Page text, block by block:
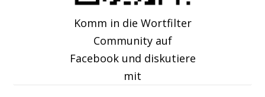
Komm in die Wortfilter
Community auf
Facebook und diskutiere
mit